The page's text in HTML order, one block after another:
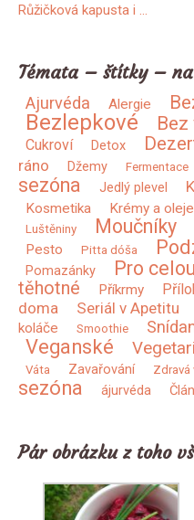
Růžičková kapusta i …
Témata – štítky –
Ajurvéda Alergie
Bezlepkové Bez
Cukroví Detox
ráno
Džemy Fermentace
sezóna
Jedlý plevel
Kosmetika Krémy a
Luštěniny Moučníky
Pesto
Pitta dóša
Pomazánky Pro
těhotné
Příkrmy
doma
Seriál v Apetitu
koláče
Smoothie
Veganské
Váta Zavařování Zdravá
sezóna
ájurvéda
Pár obrázku z toho